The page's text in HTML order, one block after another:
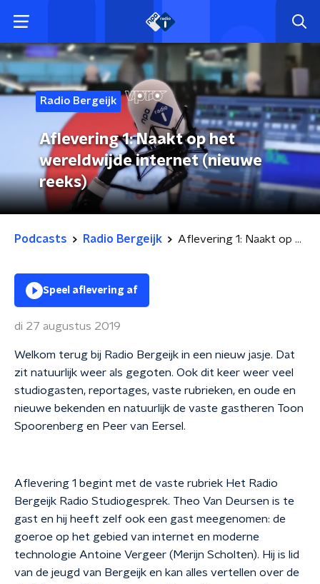
Radio Bergeijk
Aflevering 1: Naakt op het
wereldwijde internet (nieuwe
reeks)
Podcasts Radio Bergeijk Aflevering 1: Naakt op het wereldwijde internet (nieuwe reeks)
Speel aflevering af
di 27 augustus 2019
Welkom terug bij Radio Bergeijk in een nieuw jasje. Dat
zit natuurlijk weer als gegoten. Ook dit keer weer veel
studiogasten, reportages, vaste rubrieken, en oude en
nieuwe bekenden en natuurlijk de vaste gastheren Toon
Spoorenberg en Peer van Eersel.
Aflevering 1 begint met de vaste rubriek Het Radio
Bergeijk Radio Studiogesprek. Theo Van Deursen is te
gast en hij heeft zelf ook een gast meegenomen: de
goeroe op het gebied van internet en moderne
technologie Antoine Vergeer (Merijn Scholten). Hij is lid
van de jeugd van Bergeijk en kan alles vertellen over de